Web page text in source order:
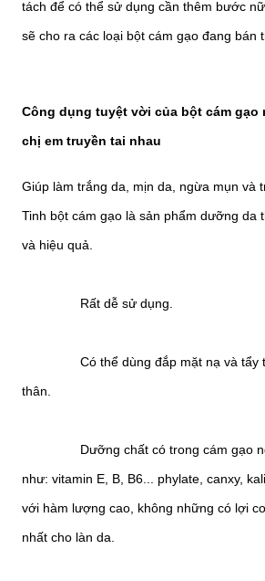
tách để có thể sử dụng cần thêm bước
sẽ cho ra các loại bột cám gạo đang bán
Công dụng tuyệt vời của bột cám
chị em truyền tai nhau
Giúp làm trắng da, mịn da, ngừa mụn và
Tinh bột cám gạo là sản phẩm dưỡng da
và hiệu quả.
Rất dễ sử dụng.
Có thể dùng đắp mặt nạ và tẩy tế
thân.
Dưỡng chất có trong cám gạo
như: vitamin E, B, B6... phylate, canxy,
với hàm lượng cao, không những có lợi
nhất cho làn da.